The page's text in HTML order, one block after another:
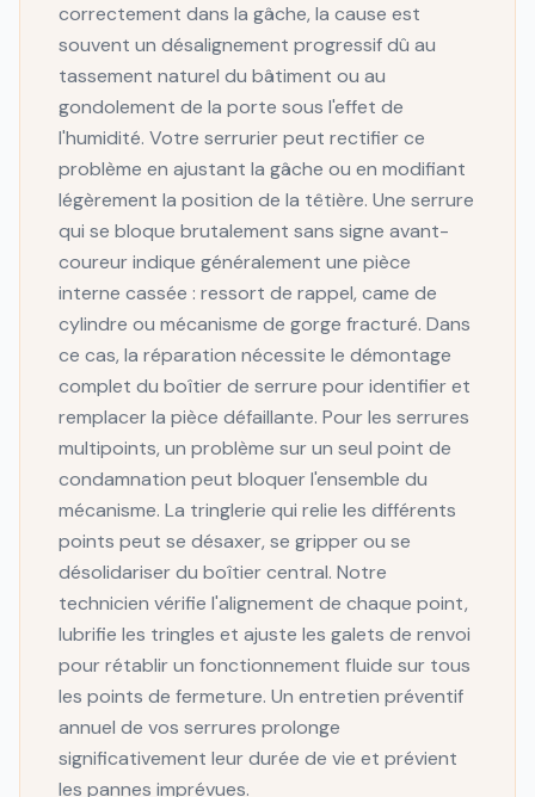
correctement dans la gâche, la cause est
souvent un désalignement progressif dû au
tassement naturel du bâtiment ou au
gondolement de la porte sous l'effet de
l'humidité. Votre serrurier peut rectifier ce
problème en ajustant la gâche ou en modifiant
légèrement la position de la têtière. Une serrure
qui se bloque brutalement sans signe avant-
coureur indique généralement une pièce
interne cassée : ressort de rappel, came de
cylindre ou mécanisme de gorge fracturé. Dans
ce cas, la réparation nécessite le démontage
complet du boîtier de serrure pour identifier et
remplacer la pièce défaillante. Pour les serrures
multipoints, un problème sur un seul point de
condamnation peut bloquer l'ensemble du
mécanisme. La tringlerie qui relie les différents
points peut se désaxer, se gripper ou se
désolidariser du boîtier central. Notre
technicien vérifie l'alignement de chaque point,
lubrifie les tringles et ajuste les galets de renvoi
pour rétablir un fonctionnement fluide sur tous
les points de fermeture. Un entretien préventif
annuel de vos serrures prolonge
significativement leur durée de vie et prévient
les pannes imprévues.